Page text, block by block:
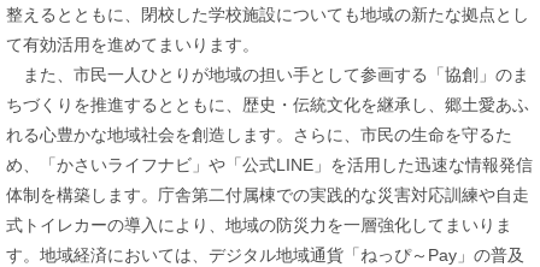
整えるとともに、閉校した学校施設についても地域の新たな拠点とし
て有効活用を進めてまいります。
また、市民一人ひとりが地域の担い手として参画する「協創」のま
ちづくりを推進するとともに、歴史・伝統文化を継承し、郷土愛あふ
れる心豊かな地域社会を創造します。さらに、市民の生命を守るた
め、「かさいライフナビ」や「公式LINE」を活用した迅速な情報発信
体制を構築します。庁舎第二付属棟での実践的な災害対応訓練や自走
式トイレカーの導入により、地域の防災力を一層強化してまいりま
す。地域経済においては、デジタル地域通貨「ねっぴ～Pay」の普及